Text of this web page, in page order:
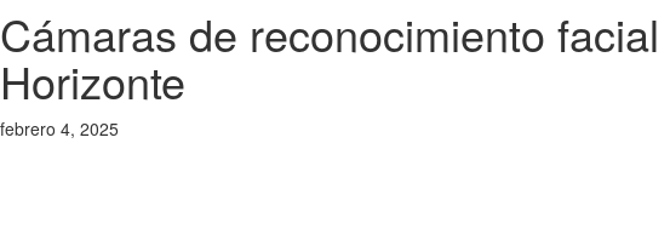
Cámaras de reconocimiento
Horizonte
febrero 4, 2025